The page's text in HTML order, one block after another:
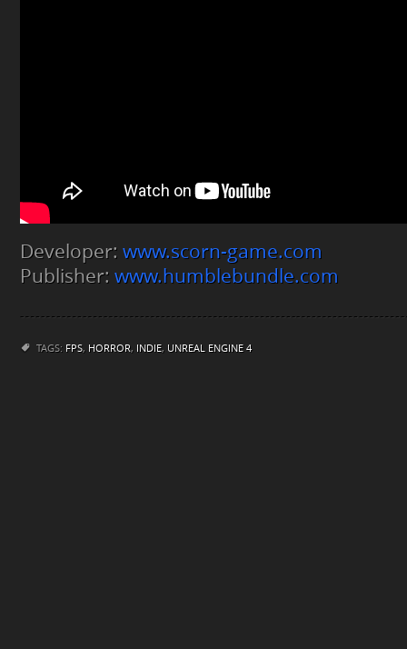
Developer: www.scorn-game.com
Publisher: www.humblebundle.com
TAGS: FPS, HORROR, INDIE, UNREAL ENGINE 4